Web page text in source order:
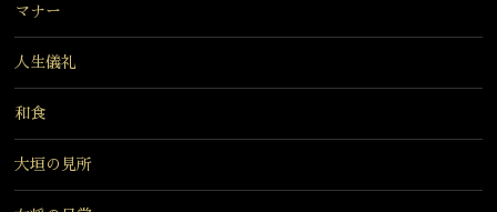
マナー
人生儀礼
和食
大垣の見所